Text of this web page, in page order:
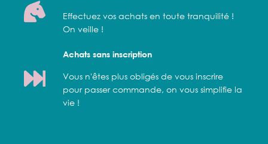
Effectuez vos achats en toute tranquilité !
On veille !
Achats sans inscription
Vous n'êtes plus obligés de vous inscrire
pour passer commande, on vous simplifie la
vie !